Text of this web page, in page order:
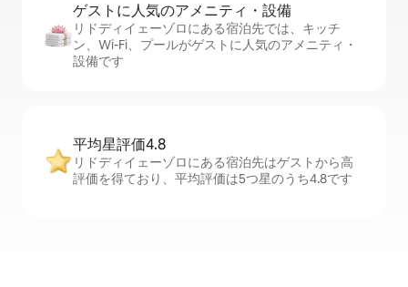
ゲストに人⁠気⁠のア⁠メ⁠ニ⁠テ⁠ィ・設⁠備
リドディイェーゾロにある宿泊先では、キッチ
ン、Wi-Fi、プールがゲストに人気のアメニティ・
設備です
平均星評価4.8
リドディイェーゾロにある宿泊先はゲストから高
評価を得ており、平均評価は5つ星のうち4.8です